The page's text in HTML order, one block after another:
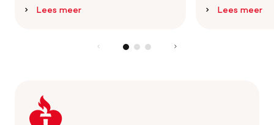
Lees meer Lees meer
Keer
terug